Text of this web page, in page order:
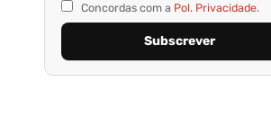
Concordas com a Pol. Privacidade.